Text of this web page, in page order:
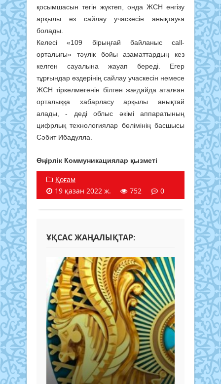
қосымшасын тегін жүктеп, онда ЖСН енгізу
арқылы өз сайлау учаскесін анықтауға
болады.
Келесі «109 бірыңғай байланыс call-
орталығы» тәулік бойы азаматтардың кез
келген сауалына жауап береді. Егер
тұрғындар өздерінің сайлау учаскесін немесе
ЖСН тіркелмегенін білген жағдайда аталған
орталыққа хабарласу арқылы анықтай
алады, - деді облыс әкімі аппаратының
цифрлық технологиялар бөлімінің басшысы
Сәбит Ибадулла.
Өңірлік Коммуникациялар қызметі
Қоғам
19 қазан 2022 ж.
752 0
ҰҚСАС ЖАҢАЛЫҚТАР: